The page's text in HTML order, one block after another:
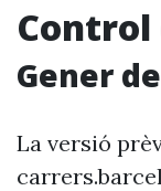
Control
Gener
La versió